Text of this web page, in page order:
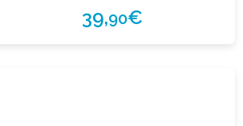
39,90€